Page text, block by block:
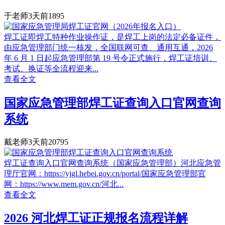
于老师3天前1895
焊工证即焊工特种作业操作证，是焊工上岗的法定必备证件，
由应急管理部门统一核发，全国联网可查、通用互通，2026
年 6 月 1 日起应急管理部第 19 号令正式施行，焊工证培训、
考试、换证等全流程迎来...
查看全文
国家应急管理部焊工证查询入口官网查询
系统
戴老师3天前20795
焊工证查询入口官网查询系统（国家应急管理部）河北应急管
理厅官网：https://yjgl.hebei.gov.cn/portal/国家应急管理部官
网：https://www.mem.gov.cn/河北...
查看全文
2026 河北焊工证正规报名流程详解